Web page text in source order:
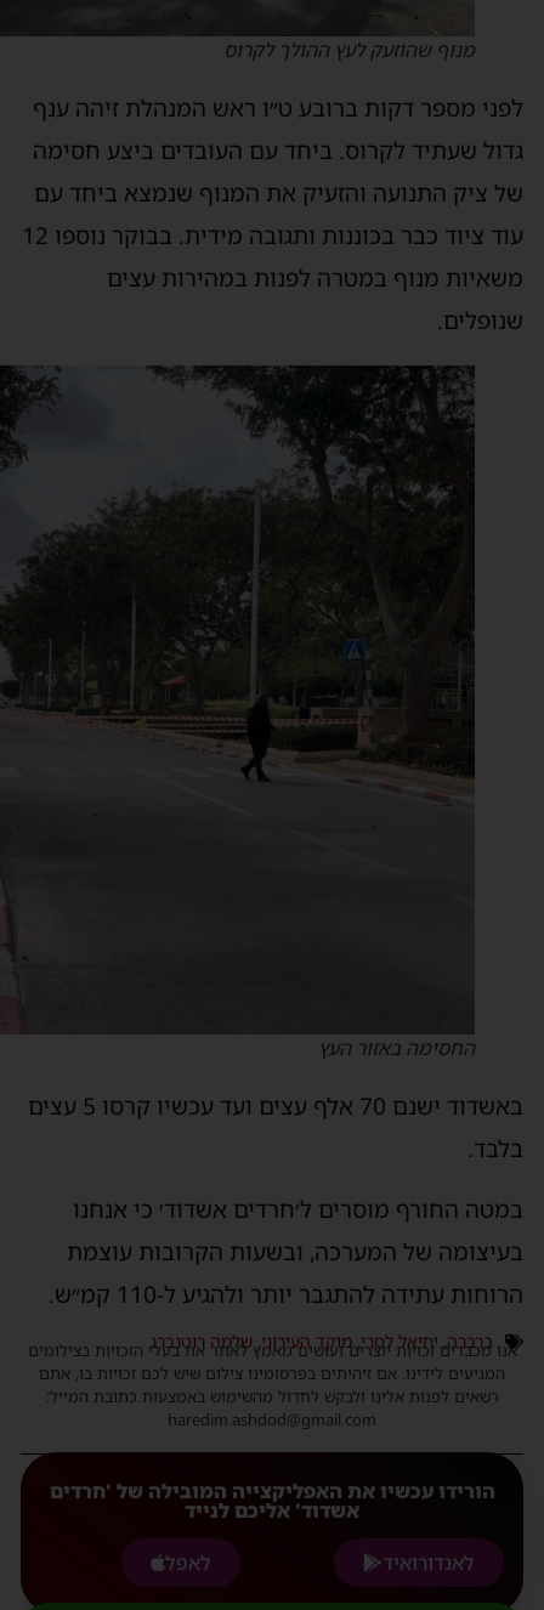
מנוף שהוזעק לעץ ההולך לקרוס
מספר דקות ברובע ט״ו ראש המנהלת זיהה ענף
שעתיד לקרוס. ביחד עם העובדים ביצע חסימה
ציק התנועה והזעיק את המנוף שנמצא ביחד עם
עוד ציוד כבר בכוננות ותגובה מידית. בבוקר נוספו 12
מנוף במטרה לפנות במהירות עצים
החסימה באזור העץ
באשדוד ישנם 70 אלף עצים ועד עכשיו קרסו 5 עצים
החורף מוסרים ל׳חרדים אשדוד׳ כי אנחנו
של המערכה, ובשעות הקרובות עוצמת
עתידה להתגבר יותר ולהגיע ל-110 קמ״ש.
ברברה,יחיאל לסרי,מוקד העירוני,שלמה רוטנברג
אנו מכבדים זכויות יוצרים ועושים מאמץ לאתר את בעלי הזכויות בצילומים
המגיעים לידינו. אם זיהיתים בפרסומינו צילום שיש לכם זכויות בו, אתם
רשאים לפנות אלינו ולבקש לחדול מהשימוש באמצעות כתובת המייל:
haredim.ashdod@gmail.com
הורידו עכשיו את האפליקצייה המובילה של 'חרדים
אשדוד' אליכם לנייד
לאנדורואיד
לאפל